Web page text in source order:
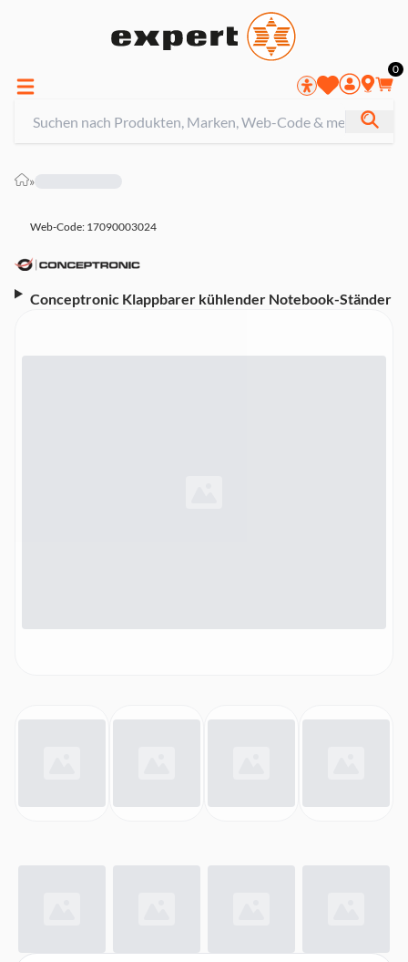
0
»
Web-Code: 17090003024
Conceptronic Klappbarer kühlender Notebook-Ständer